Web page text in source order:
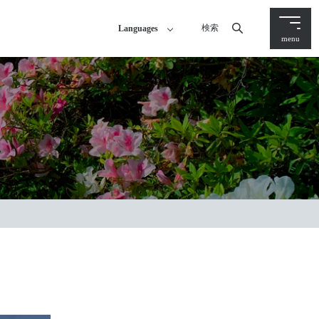
Languages 検索
menu